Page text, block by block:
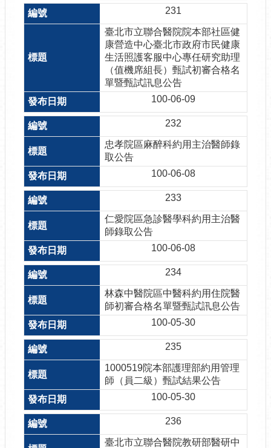
231
臺北市立聯合醫院院本部社區健
康營造中心臺北市政府市民健康
生活照護客服中心專任研究助理
（值機席組長）甄試初審合格名
單暨甄試訊息公告
100-06-09
232
忠孝院區麻醉科約用主治醫師錄
取公告
100-06-08
233
仁愛院區急診醫學科約用主治醫
師錄取公告
100-06-08
234
林森中醫院區中醫科約用住院醫
師初審合格名單暨甄試訊息公告
100-05-30
235
1000519院本部護理部約用管理
師（員二級）甄試結果公告
100-05-30
236
臺北市立聯合醫院教研部醫研中